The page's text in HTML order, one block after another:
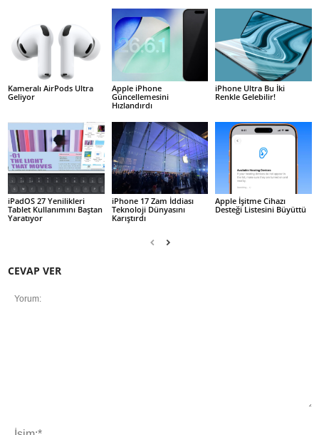
Kameralı AirPods Ultra
Geliyor
Apple iPhone
Güncellemesini
Hızlandırdı
iPhone Ultra Bu İki
Renkle Gelebilir!
iPadOS 27 Yenilikleri
Tablet Kullanımını Baştan
Yaratıyor
iPhone 17 Zam İddiası
Teknoloji Dünyasını
Karıştırdı
Apple İşitme Cihazı
Desteği Listesini Büyüttü
CEVAP VER